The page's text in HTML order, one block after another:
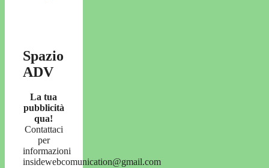
Spazio
ADV
La tua
pubblicità
qua!
Contattaci
per
informazioni
insidewebcomunication@gmail.com